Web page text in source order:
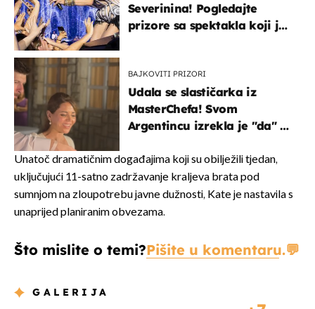
Severinina! Pogledajte
prizore sa spektakla koji je
BAJKOVITI PRIZORI
Udala se slastičarka iz
MasterChefa! Svom
Argentincu izrekla je "da" u
Unatoč dramatičnim događajima koji su obilježili tjedan,
uključujući 11-satno zadržavanje kraljeva brata pod
sumnjom na zloupotrebu javne dužnosti, Kate je nastavila s
unaprijed planiranim obvezama.
Što mislite o temi?Pišite u komentaru.
GALERIJA